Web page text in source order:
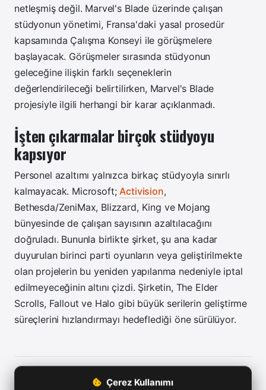
Çerez Kullanımı
netleşmiş değil. Marvel's Blade üzerinde çalışan
stüdyonun yönetimi, Fransa'daki yasal prosedür
kapsamında Çalışma Konseyi ile görüşmelere
başlayacak. Görüşmeler sırasında stüdyonun
geleceğine ilişkin farklı seçeneklerin
değerlendirileceği belirtilirken, Marvel's Blade
projesiyle ilgili herhangi bir karar açıklanmadı.
İşten çıkarmalar birçok stüdyoyu
kapsıyor
Personel azaltımı yalnızca birkaç stüdyoyla sınırlı
kalmayacak. Microsoft; Activision,
Bethesda/ZeniMax, Blizzard, King ve Mojang
bünyesinde de çalışan sayısının azaltılacağını
doğruladı. Bununla birlikte şirket, şu ana kadar
duyurulan birinci parti oyunların veya geliştirilmekte
olan projelerin bu yeniden yapılanma nedeniyle iptal
edilmeyeceğinin altını çizdi. Şirketin, The Elder
Scrolls, Fallout ve Halo gibi büyük serilerin geliştirme
süreçlerini hızlandırmayı hedeflediği öne sürülüyor.
politikası ve standartlarımıza göz atabilirsiniz. Bir bağlantıya tıklayıp